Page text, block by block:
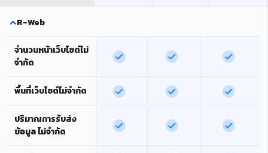
R-Web
จำนวนหน้าเว็บไซต์ไม่
จำกัด
พื้นที่เว็บไซต์ไม่จำกัด
ปริมาณการรับส่ง
ข้อมูล ไม่จำกัด